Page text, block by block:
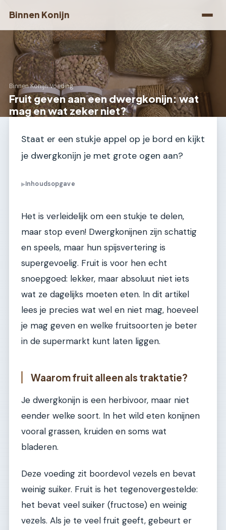
Binnen Konijn
Binnen Konijn›Voeding
Fruit geven aan een dwergkonijn: wat
mag en wat zeker niet?
Staat er een stukje appel op je bord en kijkt
je dwergkonijn je met grote ogen aan?
▶Inhoudsopgave
Het is verleidelijk om een stukje te delen,
maar stop even! Dwergkonijnen zijn schattig
en speels, maar hun spijsvertering is
supergevoelig. Fruit is voor hen echt
snoepgoed: lekker, maar absoluut niet iets
wat ze dagelijks moeten eten. In dit artikel
lees je precies wat wel en niet mag, hoeveel
je mag geven en welke fruitsoorten je beter
in de supermarkt kunt laten liggen.
Waarom fruit alleen als traktatie?
Je dwergkonijn is een herbivoor, maar niet
eender welke soort. In het wild eten konijnen
vooral grassen, kruiden en soms wat
bladeren.
Deze voeding zit boordevol vezels en bevat
weinig suiker. Fruit is het tegenovergestelde:
het bevat veel suiker (fructose) en weinig
vezels. Als je te veel fruit geeft, gebeurt er